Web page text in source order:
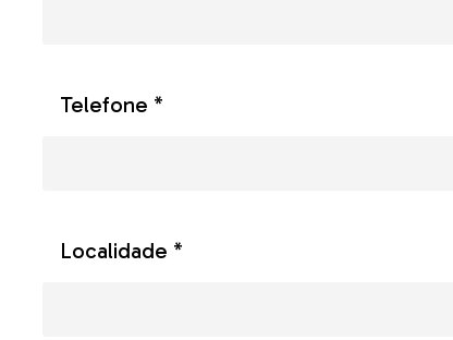
Telefone *
Localidade *